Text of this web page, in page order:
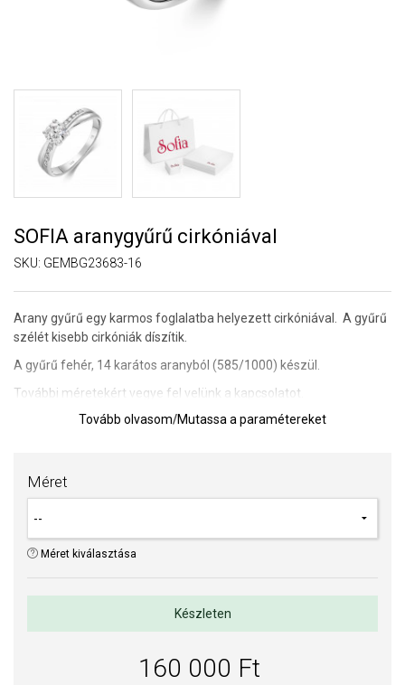
SOFIA aranygyűrű cirkóniával
SKU: GEMBG23683-16
Arany gyűrű egy karmos foglalatba helyezett cirkóniával. A gyűrű
szélét kisebb cirkóniák díszítik.
A gyűrű fehér, 14 karátos aranyból (585/1000) készül.
További méretekért vegye fel velünk a kapcsolatot.
Az ékszer össztömege a gyűrű méretétől függően körülbelül 2 g.
Az anyagok és a kivitelezés minősége elsőrendű számunkra.
Felületkezelésünk, drágaköveink és gyöngyeink beépítése
megfelel az igényes követelményeknek.
Tovább olvasom/Mutassa a paramétereket
Méret
Méret kiválasztása
Készleten
160 000 Ft